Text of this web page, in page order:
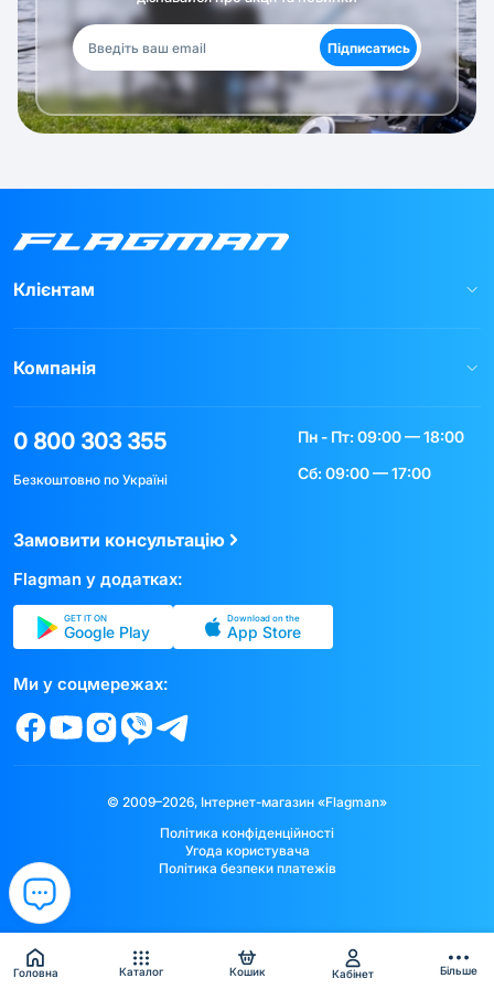
Головна Каталог Кошик Кабінет Більше
Підписатись
Клієнтам
Компанія
0 800 303 355
Безкоштовно по Україні
Пн - Пт: 09:00 — 18:00
Сб: 09:00 — 17:00
Замовити консультацію
Flagman у додатках:
GET IT ON
Google Play
Download on the
App Store
Ми у соцмережах:
© 2009–2026, Інтернет-магазин «Flagman»
Політика конфіденційності
Угода користувача
Політика безпеки платежів